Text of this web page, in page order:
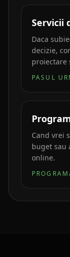
Servicii
Daca
decizie,
proiectare
PASUL
Cand vrei
buget sau
online.